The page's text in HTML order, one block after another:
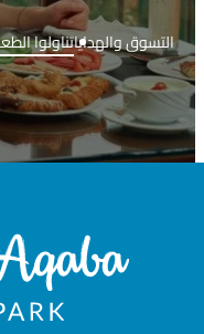
التسوق والهداياتناولوا